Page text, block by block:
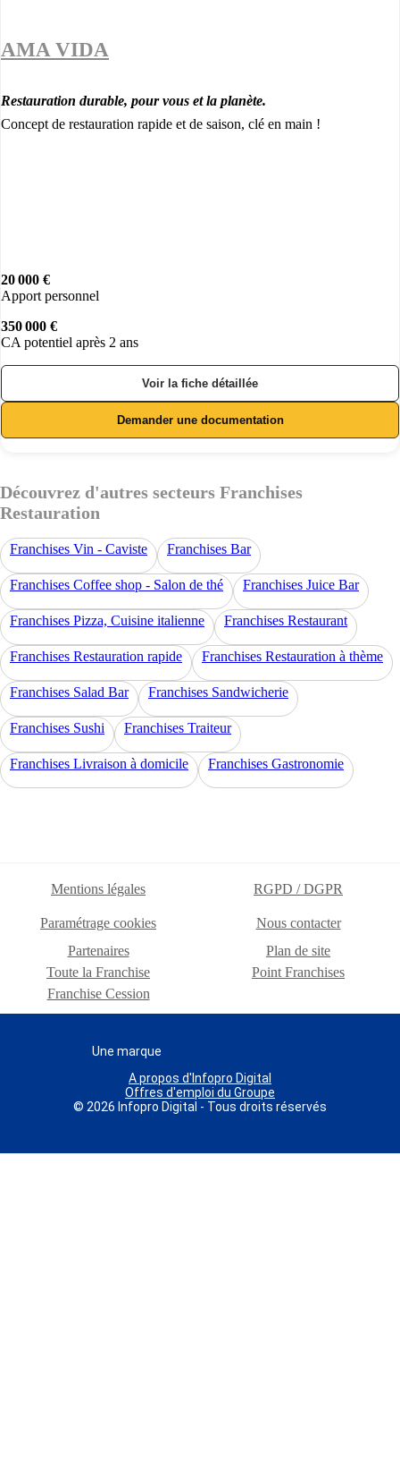
AMA VIDA
Restauration durable, pour vous et la planète.
Concept de restauration rapide et de saison, clé en main !
20 000 €
Apport personnel
350 000 €
CA potentiel après 2 ans
Voir la fiche détaillée
Demander une documentation
Découvrez d'autres secteurs Franchises
Restauration
Franchises Vin - Caviste Franchises Bar
Franchises Coffee shop - Salon de thé Franchises Juice Bar
Franchises Pizza, Cuisine italienne Franchises Restaurant
Franchises Restauration rapide Franchises Restauration à thème
Franchises Salad Bar Franchises Sandwicherie
Franchises Sushi Franchises Traiteur
Franchises Livraison à domicile Franchises Gastronomie
Mentions légales RGPD / DGPR
Paramétrage cookies
Nous contacter
Partenaires
Plan de site
Toute la Franchise
Point Franchises
Franchise Cession
Une marque
A propos d'Infopro Digital
Offres d'emploi du Groupe
© 2026 Infopro Digital - Tous droits réservés